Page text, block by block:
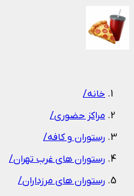
خانه/
مراکز حضوری/
رستوران و کافه/
رستوران های غرب تهران/
رستوران های مرزداران/